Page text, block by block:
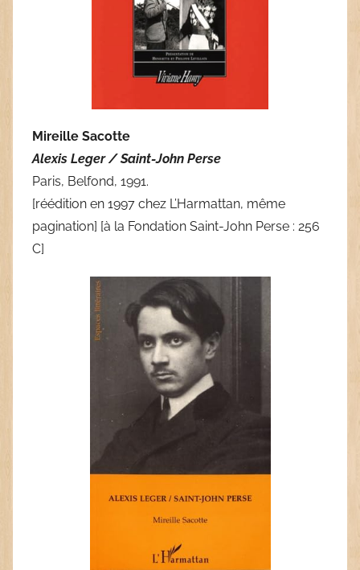
Mireille Sacotte
Alexis Leger / Saint-John Perse
Paris, Belfond, 1991.
[réédition en 1997 chez L’Harmattan, même
pagination] [à la Fondation Saint-John Perse : 256
C]